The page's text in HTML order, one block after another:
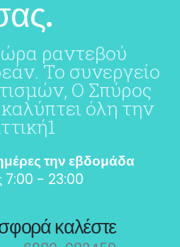
ραντεβού
Το συνεργείο
Ο Σπύρος
όλη την
την εβδομάδα
7:00 - 23:00
καλέστε